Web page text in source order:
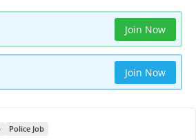
Join Now
Join Now
Police Job